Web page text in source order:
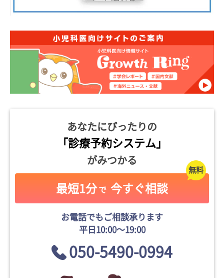
あなたにぴったりの
「診療予約システム」
がみつかる
最短1分 で 今すぐ相談
お電話でもご相談承ります
平日10:00〜19:00
050-5490-0994